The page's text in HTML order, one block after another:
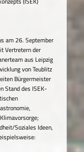
am 26. September
Vertretern der
aus Leipzig
von Teublitz
Bürgermeister
Stand des ISEK-
Soziales Ideen,